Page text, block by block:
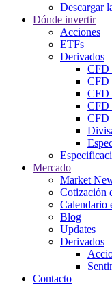
Descargar
Dónde invertir
Acciones
ETFs
Derivados
CFD
CFD
CFD
CFD
CFD
Mercado
Market
Cotización
Calendario
Blog
Updates
Derivados
Contacto